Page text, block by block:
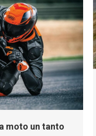
moto un tanto